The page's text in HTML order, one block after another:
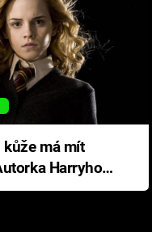
má mít
Harryho
s ráznou